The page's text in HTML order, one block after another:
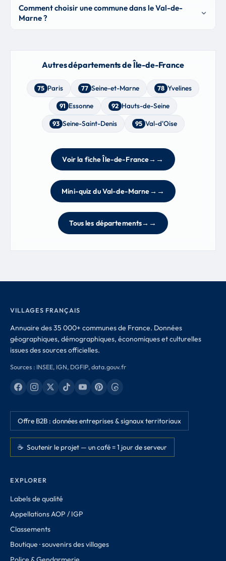
Comment choisir une commune dans le Val-de-
Marne ?
Autres départements de Île-de-France
75 Paris 77 Seine-et-Marne 78 Yvelines
91 Essonne 92 Hauts-de-Seine
93 Seine-Saint-Denis 95 Val-d'Oise
Voir la fiche Île-de-France→
Mini-quiz du Val-de-Marne→
Tous les départements→
VILLAGES FRANÇAIS
Annuaire des 35 000+ communes de France. Données
géographiques, démographiques, économiques et culturelles
issues des sources officielles.
Sources : INSEE, IGN, DGFIP, data.gouv.fr
Offre B2B : données entreprises & signaux territoriaux
☕ Soutenir le projet — un café = 1 jour de serveur
EXPLORER
Labels de qualité
Appellations AOP / IGP
Classements
Boutique · souvenirs des villages